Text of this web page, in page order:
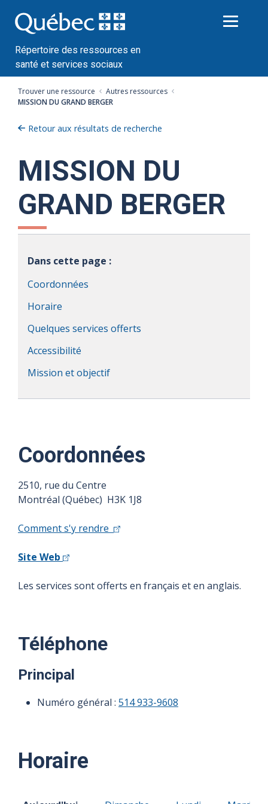
au
contenu
Répertoire des ressources en
santé et services sociaux
Trouver une ressource
Autres ressources
MISSION DU GRAND BERGER
Retour aux résultats de recherche
MISSION DU
GRAND BERGER
Dans cette page :
Coordonnées
Horaire
Quelques services offerts
Accessibilité
Mission et objectif
Coordonnées
2510, rue du Centre
Montréal (Québec) H3K 1J8
Comment s'y rendre
Site Web
Les services sont offerts en français et en anglais.
Téléphone
Principal
Numéro général : 514 933-9608
Horaire